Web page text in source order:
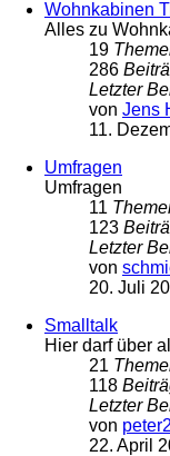
Wohnkabinen
Alles zu
19
286
Letzter
von Jens
11.
Umfragen
Umfragen
11
123
Letzter
von
20. Juli
Smalltalk
Hier darf über
21
118
Letzter
von
22. April